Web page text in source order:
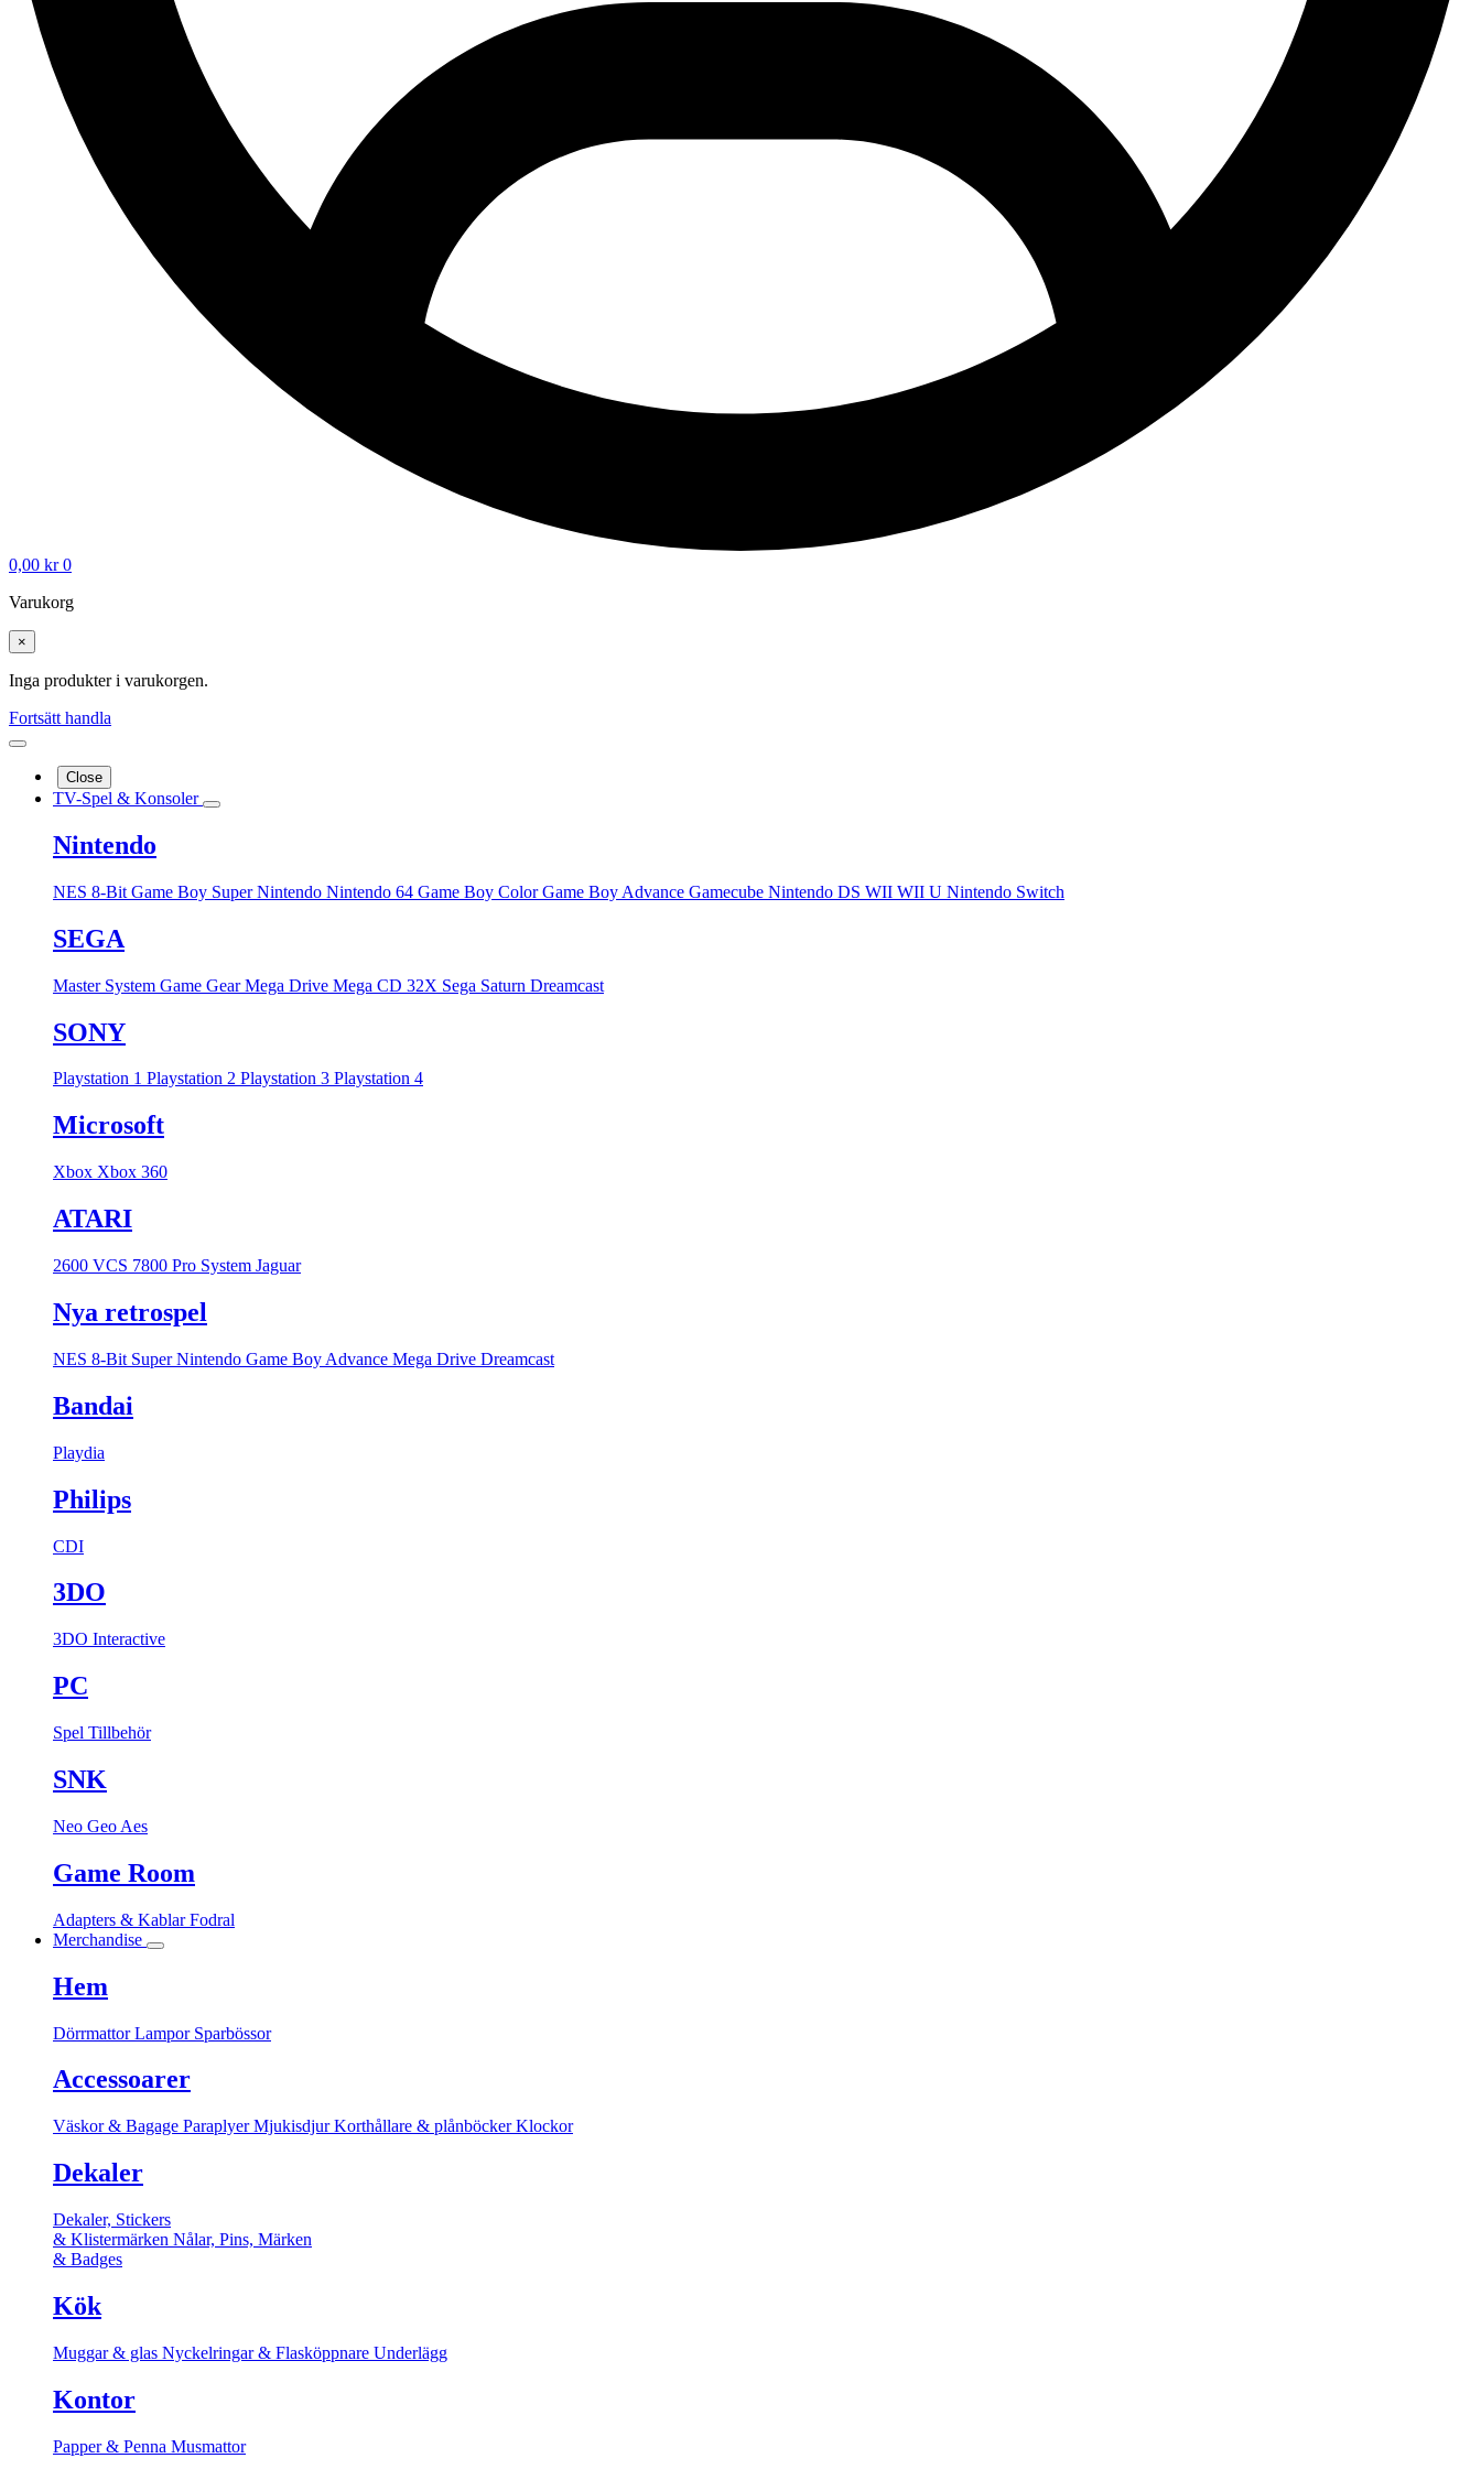
0,00 kr 0
Varukorg
×
Inga produkter i varukorgen.
Fortsätt handla
Close
TV-Spel & Konsoler
Nintendo
NES 8-Bit Game Boy Super Nintendo Nintendo 64 Game Boy ColorGame Boy Advance Gamecube Nintendo DS WII WII U Nintendo Switch
SEGA
Master System Game GearMega Drive Mega CD 32X Sega Saturn Dreamcast
SONY
Playstation 1 Playstation 2 Playstation 3 Playstation 4
Microsoft
Xbox Xbox 360
ATARI
2600 VCS 7800 Pro System Jaguar
Nya retrospel
NES 8-Bit Super Nintendo Game Boy Advance Mega Drive Dreamcast
Bandai
Playdia
Philips
CDI
3DO
3DO Interactive
PC
Spel Tillbehör
SNK
Neo Geo Aes
Game Room
Adapters & KablarFodral
Merchandise
Hem
DörrmattorLampor Sparbössor
Accessoarer
Väskor & Bagage ParaplyerMjukisdjurKorthållare & plånböckerKlockor
Dekaler
Dekaler, Stickers
& Klistermärken Nålar, Pins, Märken
& Badges
Kök
Muggar & glas Nyckelringar & Flasköppnare Underlägg
Kontor
Papper & Penna Musmattor